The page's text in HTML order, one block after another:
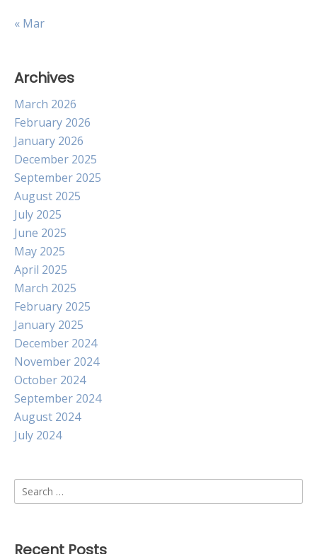
« Mar
Archives
March 2026
February 2026
January 2026
December 2025
September 2025
August 2025
July 2025
June 2025
May 2025
April 2025
March 2025
February 2025
January 2025
December 2024
November 2024
October 2024
September 2024
August 2024
July 2024
Search
for:
Recent Posts